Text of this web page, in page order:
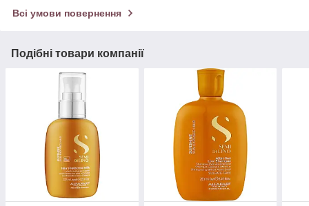
Всі умови повернення
Подібні товари компанії